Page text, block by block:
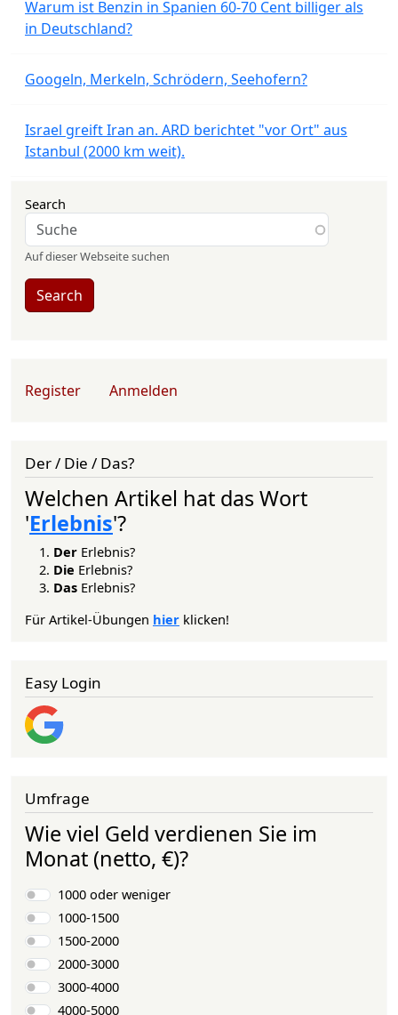
Warum ist Benzin in Spanien 60-70 Cent billiger als
in Deutschland?
Googeln, Merkeln, Schrödern, Seehofern?
Israel greift Iran an. ARD berichtet "vor Ort" aus
Istanbul (2000 km weit).
Search
Auf dieser Webseite suchen
Search
User account menu
Register Anmelden
Der / Die / Das?
Welchen Artikel hat das Wort
'Erlebnis'?
Der Erlebnis?
Die Erlebnis?
Das Erlebnis?
Für Artikel-Übungen hier klicken!
Easy Login
Umfrage
Wie viel Geld verdienen Sie im
Monat (netto, €)?
Auswahlmöglichkeiten
1000 oder weniger
1000-1500
1500-2000
2000-3000
3000-4000
4000-5000